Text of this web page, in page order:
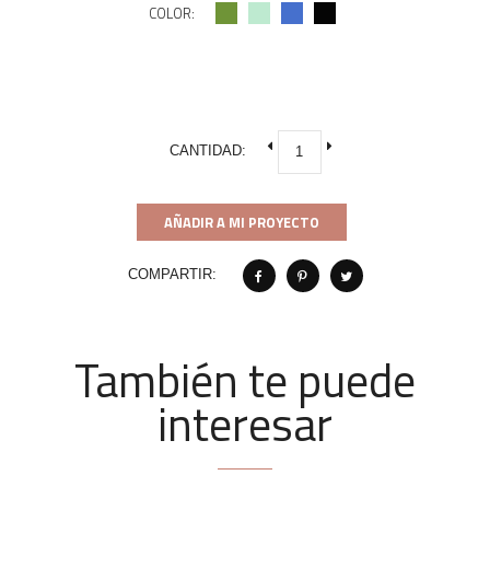
COLOR:
CANTIDAD:
AÑADIR A MI PROYECTO
COMPARTIR:
También te puede
interesar